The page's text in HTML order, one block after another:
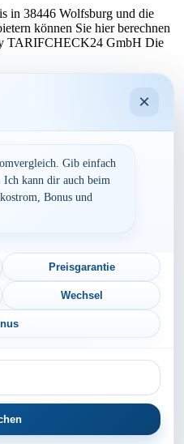
in 38446 Wolfsburg und die
können Sie hier berechnen
TARIFCHECK24 GmbH Die
in 38448 Wolfsburg
in 38448 Wolfsburg und die
können Sie hier berechnen
TARIFCHECK24 GmbH Die
Büchenbeuren
Ober-Ramstadt
Kahla
×
Gib einfach
kann dir auch beim
Bonus und
Preisgarantie
Wechsel